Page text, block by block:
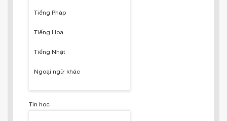
Tiếng Pháp
Tiếng Hoa
Tiếng Nhật
Ngoại ngữ khác
Tin học